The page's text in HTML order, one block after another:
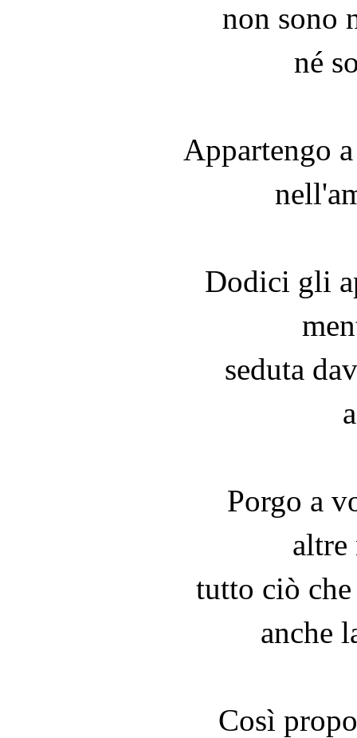
non sono
né
Appartengo
Dodici gli
seduta
Porgo a
altre
tutto ciò
anche
Così